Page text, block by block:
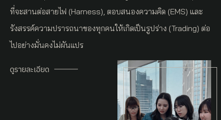
ที่จะสานต่อสายไฟ (Harness), ตอบสนองความคิด (EMS) และ
รังสรรค์ความปรารถนาของทุกคนให้เกิดเป็นรูปร่าง (Trading) ต่อ
ไปอย่างมั่นคงไม่ผันแปร
ดูรายละเอียด